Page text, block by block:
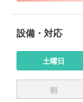
設備・対応
土曜日
朝